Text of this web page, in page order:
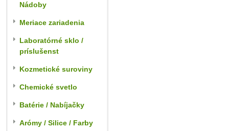
Nádoby
Meriace zariadenia
Laboratórné sklo /
príslušenst
Kozmetické suroviny
Chemické svetlo
Batérie / Nabíjačky
Arómy / Silice / Farby